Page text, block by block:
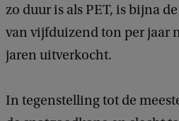
zo duur is als PET, is bijna
van vijfduizend ton per jaar
jaren uitverkocht.
In tegenstelling tot de